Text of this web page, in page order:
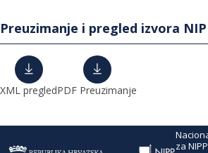
Preuzimanje i pregled izvora
XML pregledPDF Preuzimanje
za